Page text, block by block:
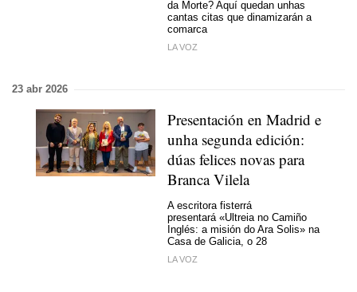
da Morte? Aquí quedan unhas
cantas citas que dinamizarán a
comarca
LA VOZ
23 abr 2026
Presentación en Madrid e
unha segunda edición:
dúas felices novas para
Branca Vilela
A escritora fisterrá
presentará «Ultreia no Camiño
Inglés: a misión do Ara Solis» na
Casa de Galicia, o 28
LA VOZ